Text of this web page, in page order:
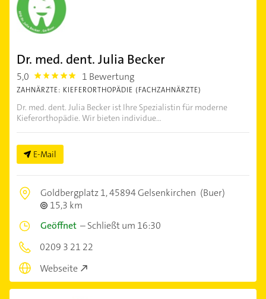
Dr. med. dent. Julia Becker
5,0 5.0 1 Bewertung
ZAHNÄRZTE: KIEFERORTHOPÄDIE (FACHZAHNÄRZTE)
Dr. med. dent. Julia Becker ist Ihre Spezialistin für moderne
Kieferorthopädie. Wir bieten individue...
E-Mail
Goldbergplatz 1,45894 Gelsenkirchen (Buer)
15,3 km
Geöffnet –Schließt um 16:30
0209 3 21 22
Webseite